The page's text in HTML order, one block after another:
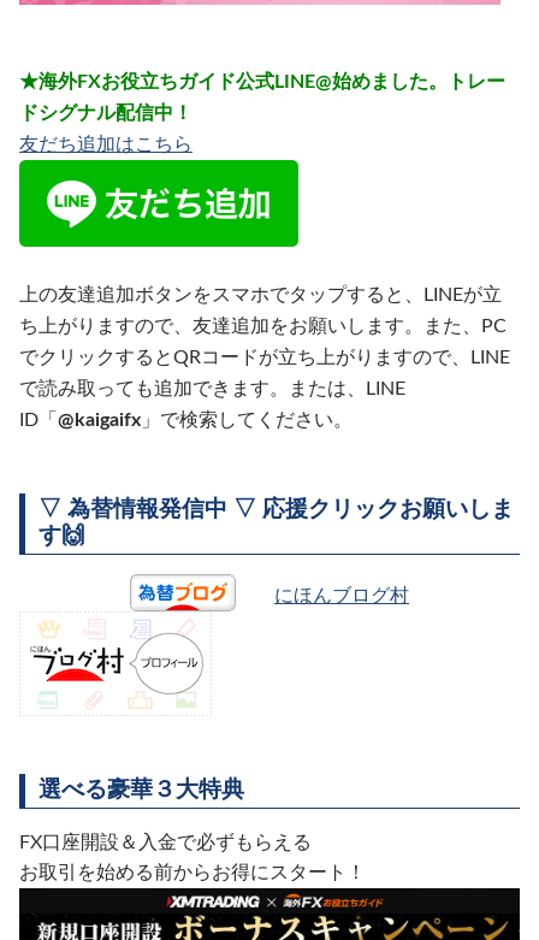
★海外FXお役立ちガイド公式LINE@始めました。トレー
ドシグナル配信中！
友だち追加はこちら
上の友達追加ボタンをスマホでタップすると、LINEが立
ち上がりますので、友達追加をお願いします。また、PC
でクリックするとQRコードが立ち上がりますので、LINE
で読み取っても追加できます。または、LINE
ID「 @kaigaifx 」で検索してください。
▽ 為替情報発信中 ▽ 応援クリックお願いしま
す🙌
にほんブログ村
選べる豪華３大特典
FX口座開設＆入金で必ずもらえる
お取引を始める前からお得にスタート！